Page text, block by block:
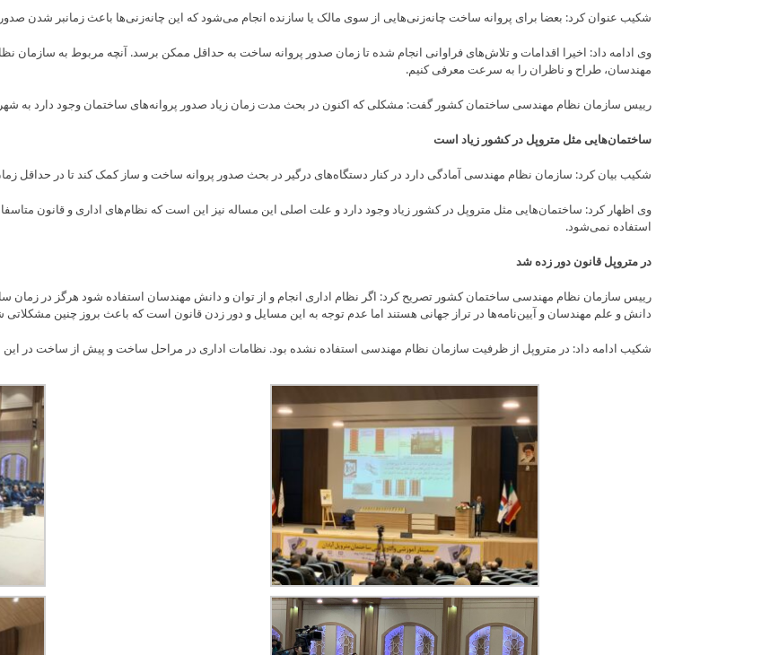
شکیب عنوان کرد: بعضا برای پروانه ساخت چانه‌زنی‌هایی از سوی مالک یا سازنده انجام می‌شود که این چانه‌زنی‌ها باعث زمانبر شدن
وی ادامه داد: اخیرا اقدامات و تلاش‌های فراوانی انجام شده تا زمان صدور پروانه ساخت به حداقل ممکن برسد. آنچه مربوط به سازمان
مهندسان، طراح و ناظران را به سرعت معرفی کنیم.
رییس سازمان نظام مهندسی ساختمان کشور گفت: مشکلی که اکنون در بحث مدت زمان زیاد صدور پروانه‌های ساختمان وجود دارد به
ساختمان‌هایی مثل متروپل در کشور زیاد است
شکیب بیان کرد: سازمان نظام مهندسی آمادگی دارد در کنار دستگاه‌های درگیر در بحث صدور پروانه ساخت و ساز کمک کند تا در حداقل
وی اظهار کرد: ساختمان‌هایی مثل متروپل در کشور زیاد وجود دارد و علت اصلی این مساله نیز این است که نظام‌های اداری و قانون
استفاده نمی‌شود.
در متروپل قانون دور زده شد
رییس سازمان نظام مهندسی ساختمان کشور تصریح کرد: اگر نظام اداری انجام و از توان و دانش مهندسان استفاده شود هرگز در زمان
دانش و علم مهندسان و آیین‌نامه‌ها در تراز جهانی هستند اما عدم توجه به این مسایل و دور زدن قانون است که باعث بروز چنین
شکیب ادامه داد: در متروپل از ظرفیت سازمان نظام مهندسی استفاده نشده بود. نظامات اداری در مراحل ساخت و پیش از ساخت در